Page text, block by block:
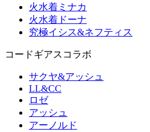
火水着ミナカ
火水着ドーナ
究極イシス&ネフティス
コードギアスコラボ
サクヤ&アッシュ
LL&CC
ロゼ
アッシュ
アーノルド